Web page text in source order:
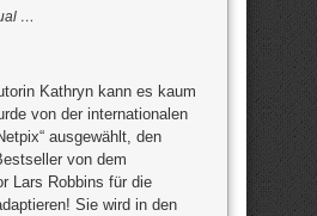
…
Kathryn kann es kaum
von der internationalen
ausgewählt, den
von dem
Lars Robbins für die
Sie wird in den